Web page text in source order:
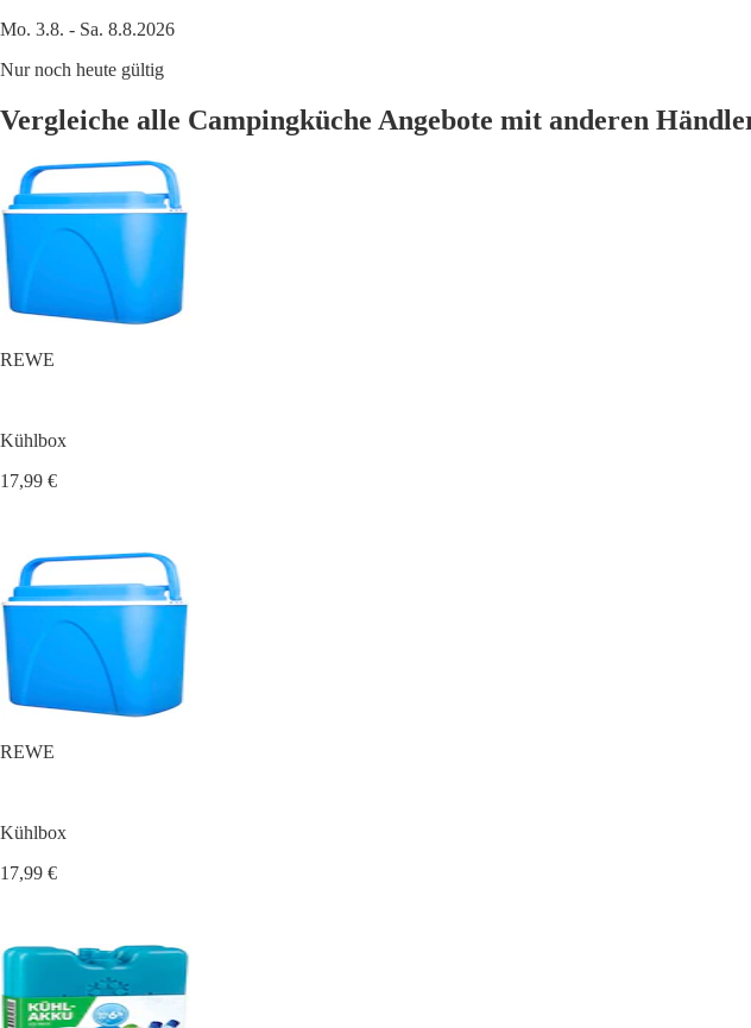
Mo. 3.8. - Sa. 8.8.2026
Nur noch heute gültig
Vergleiche alle Campingküche Angebote mit anderen
REWE
Kühlbox
17,99 €
REWE
Kühlbox
17,99 €